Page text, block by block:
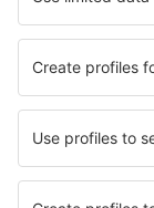
Hoteluri în
Hoteluri în Vrdnik
Hoteluri în Stari